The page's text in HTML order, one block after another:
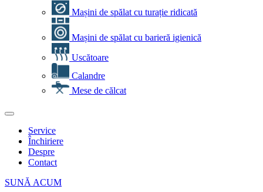
Mașini de spălat cu turație ridicată
Mașini de spălat cu barieră igienică
Uscătoare
Calandre
Mese de călcat
Service
Închiriere
Despre
Contact
SUNĂ ACUM